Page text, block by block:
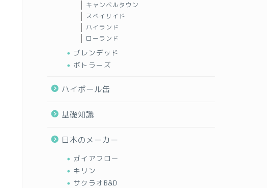
キャンベルタウン
スペイサイド
ハイランド
ローランド
ブレンデッド
ボトラーズ
ハイボール缶
基礎知識
日本のメーカー
ガイアフロー
キリン
サクラオB&D